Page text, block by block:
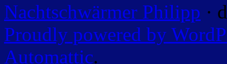
Nachtschwärmer Philipp ·
Proudly powered by
Automattic.